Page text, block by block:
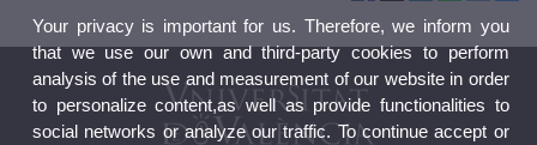
Your privacy is important for us. Therefore, we inform you
that we use our own and third-party cookies to perform
analysis of the use and measurement of our website in order
to personalize content,as well as provide functionalities to
social networks or analyze our traffic. To continue accept or